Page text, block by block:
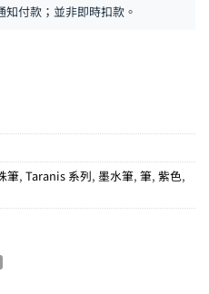
付款；並非即時扣款。
筆, Taranis 系列, 墨水筆, 筆, 紫色,